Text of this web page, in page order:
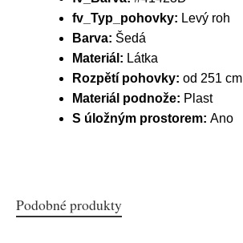
fv_Typ_pohovky: Levý roh
Barva: Šedá
Materiál: Látka
Rozpětí pohovky: od 251 cm
Materiál podnože: Plast
S úložným prostorem: Ano
Podobné produkty